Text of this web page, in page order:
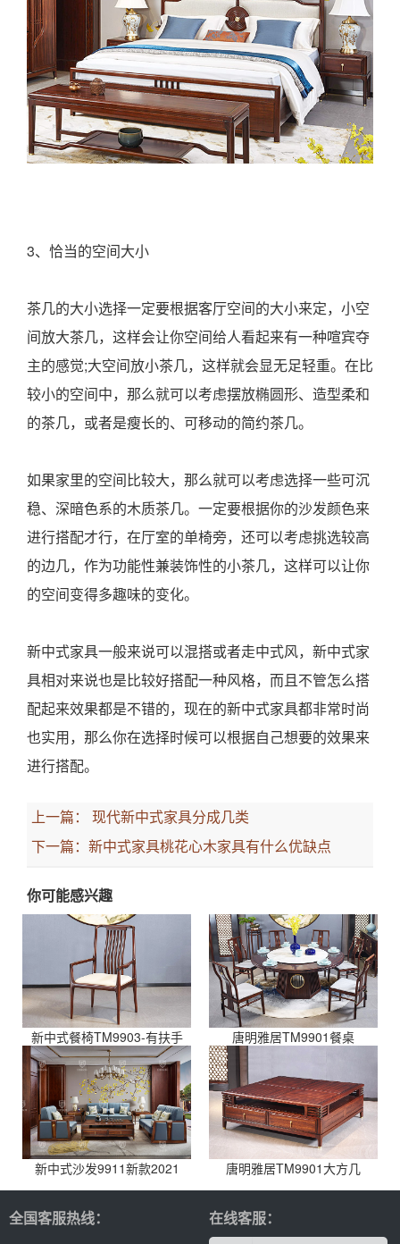
3、恰当的空间大小
茶几的大小选择一定要根据客厅空间的大小来定，小空
间放大茶几，这样会让你空间给人看起来有一种喧宾夺
主的感觉;大空间放小茶几，这样就会显无足轻重。在比
较小的空间中，那么就可以考虑摆放椭圆形、造型柔和
的茶几，或者是瘦长的、可移动的简约茶几。
如果家里的空间比较大，那么就可以考虑选择一些可沉
稳、深暗色系的木质茶几。一定要根据你的沙发颜色来
进行搭配才行，在厅室的单椅旁，还可以考虑挑选较高
的边几，作为功能性兼装饰性的小茶几，这样可以让你
的空间变得多趣味的变化。
新中式家具一般来说可以混搭或者走中式风，新中式家
具相对来说也是比较好搭配一种风格，而且不管怎么搭
配起来效果都是不错的，现在的新中式家具都非常时尚
也实用，那么你在选择时候可以根据自己想要的效果来
进行搭配。
上一篇： 现代新中式家具分成几类
下一篇： 新中式家具桃花心木家具有什么优缺点
你可能感兴趣
新中式餐椅TM9903-有扶手 唐明雅居TM9901餐桌
新中式沙发9911新款2021 唐明雅居TM9901大方几
全国客服热线： 在线客服：